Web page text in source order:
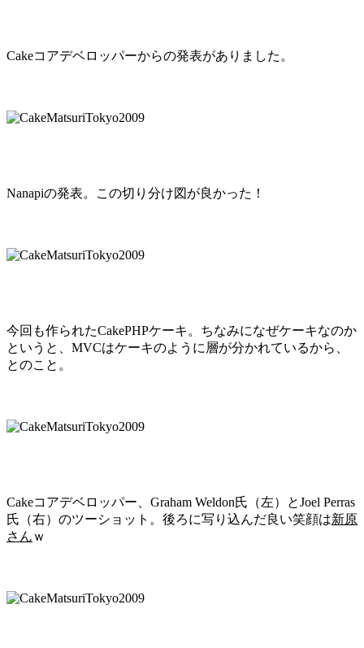
Cakeコアデベロッパーからの発表がありました。
Nanapiの発表。この切り分け図が良かった！
今回も作られたCakePHPケーキ。ちなみになぜケーキなのか
というと、MVCはケーキのように層が分かれているから、
とのこと。
Cakeコアデベロッパー、Graham Weldon氏（左）とJoel Perras
氏（右）のツーショット。後ろに写り込んだ良い笑顔は新原
さん ｗ